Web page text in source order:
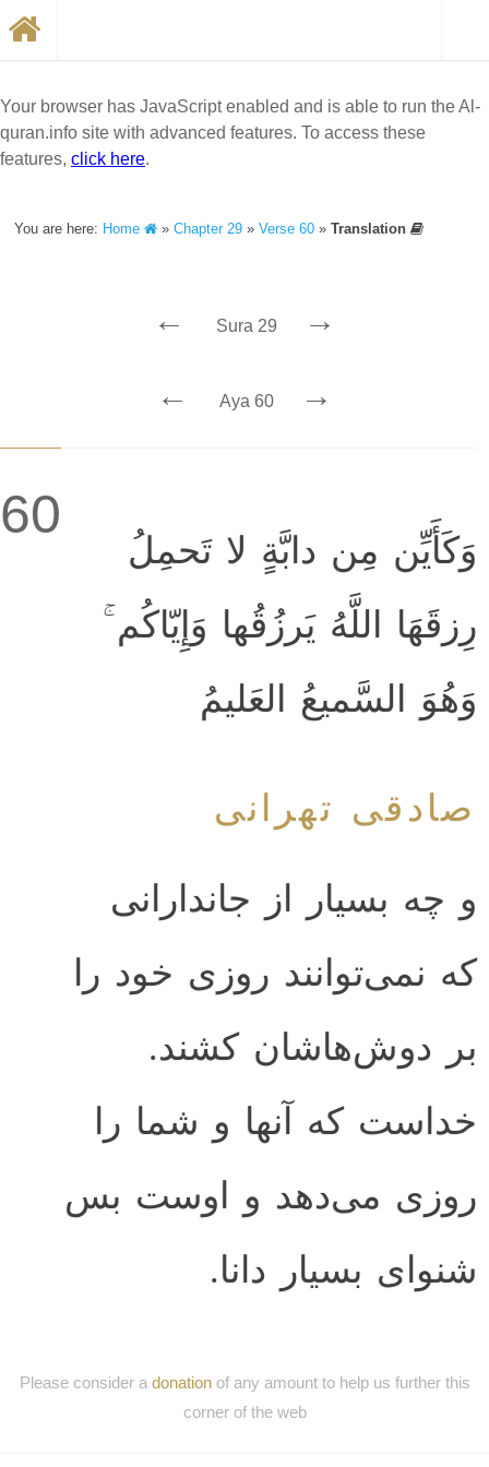
Your browser has JavaScript enabled and is able to run the Al-
quran.info site with advanced features. To access these
features, click here.
You are here: Home »Chapter 29 »Verse 60 »Translation
← Sura 29 →
← Aya 60 →
60
وَكَأَيِّن مِن دابَّةٍ لا تَحمِلُ
رِزقَهَا اللَّهُ يَرزُقُها وَإِيّاكُم ۚ
وَهُوَ السَّميعُ العَليمُ
صادقی تهرانی
و چه بسیار از جاندارانی
که نمی‌توانند روزی خود را
بر دوش‌هاشان کشند.
خداست که آنها و شما را
روزی می‌دهد و اوست بس
شنوای بسیار دانا.
Please consider a donationof any amount to help us further this
corner of the web